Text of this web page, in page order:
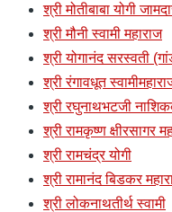
श्री मोतीबाबा योगी
श्री मौनी स्वामी महाराज
श्री योगानंद सरस्वती
श्री रंगावधूत
श्री रघुनाथभटजी
श्री रामकृष्ण क्षीरसागर
श्री रामचंद्र योगी
श्री रामानंद बिडकर
श्री लोकनाथतीर्थ स्वामी